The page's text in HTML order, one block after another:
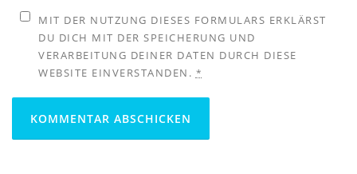
MIT DER NUTZUNG DIESES FORMULARS ERKLÄRST
DU DICH MIT DER SPEICHERUNG UND
VERARBEITUNG DEINER DATEN DURCH DIESE
WEBSITE EINVERSTANDEN. *